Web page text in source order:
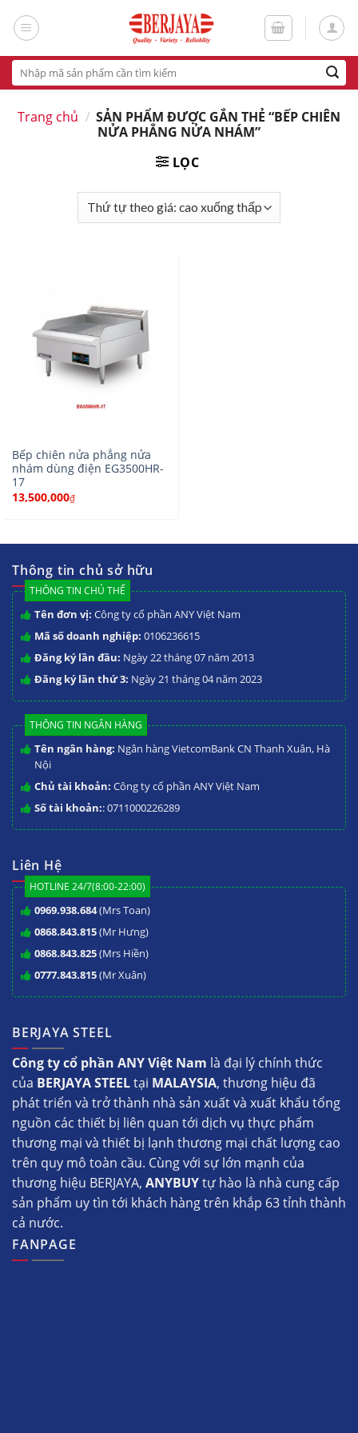
Tìm
kiếm:
Trang chủ / SẢN PHẨM ĐƯỢC GẮN THẺ “BẾP CHIÊN
NỬA PHẲNG NỬA NHÁM”
LỌC
Bếp chiên nửa phẳng nửa
nhám dùng điện EG3500HR-
17
13,500,000₫
Thông tin chủ sở hữu
THÔNG TIN CHỦ THỂ
Tên đơn vị: Công ty cổ phần ANY Việt Nam
Mã số doanh nghiệp: 0106236615
Đăng ký lần đầu: Ngày 22 tháng 07 năm 2013
Đăng ký lần thứ 3: Ngày 21 tháng 04 năm 2023
THÔNG TIN NGÂN HÀNG
Tên ngân hàng: Ngân hàng VietcomBank CN Thanh Xuân, Hà
Nội
Chủ tài khoản: Công ty cổ phần ANY Việt Nam
Số tài khoản:: 0711000226289
Liên Hệ
HOTLINE 24/7(8:00-22:00)
0969.938.684(Mrs Toan)
0868.843.815(Mr Hưng)
0868.843.825(Mrs Hiền)
0777.843.815(Mr Xuân)
BERJAYA STEEL
Công ty cổ phần ANY Việt Nam là đại lý chính thức
của BERJAYA STEELtại MALAYSIA, thương hiệu đã
phát triển và trở thành nhà sản xuất và xuất khẩu tổng
nguồn các thiết bị liên quan tới dịch vụ thực phẩm
thương mại và thiết bị lạnh thương mại chất lượng cao
trên quy mô toàn cầu. Cùng với sự lớn mạnh của
thương hiệu BERJAYA, ANYBUYtự hào là nhà cung cấp
sản phẩm uy tìn tới khách hàng trên khắp 63 tỉnh thành
cả nước.
FANPAGE